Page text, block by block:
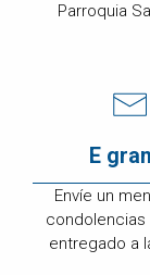
Parroquia
E
Envíe un
condolencias
entregado a